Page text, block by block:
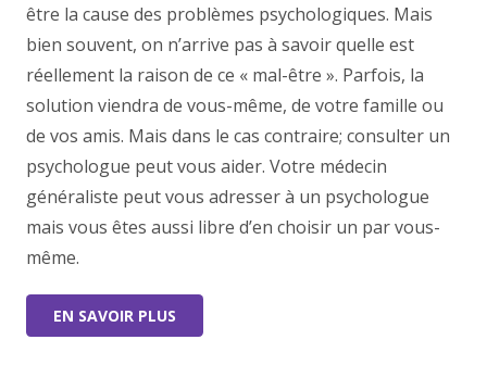
être la cause des problèmes psychologiques. Mais
bien souvent, on n’arrive pas à savoir quelle est
réellement la raison de ce « mal-être ». Parfois, la
solution viendra de vous-même, de votre famille ou
de vos amis. Mais dans le cas contraire; consulter un
psychologue peut vous aider. Votre médecin
généraliste peut vous adresser à un psychologue
mais vous êtes aussi libre d’en choisir un par vous-
même.
EN SAVOIR PLUS